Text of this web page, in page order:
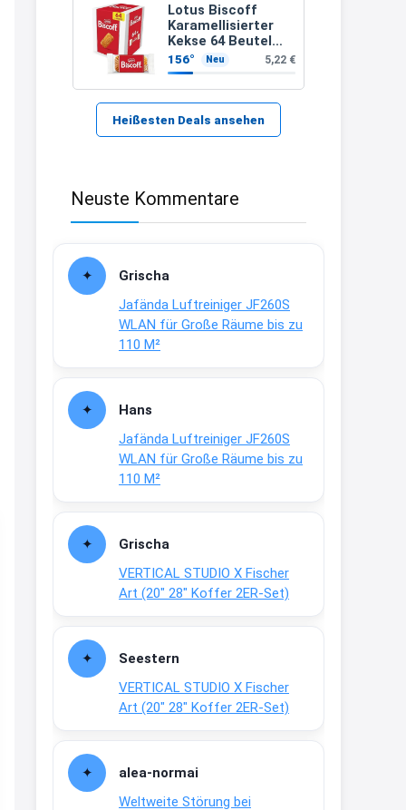
Lotus Biscoff
Karamellisierter
Kekse 64 Beutel
(992g)
156° Neu 5,22 €
Heißesten Deals ansehen
Neuste Kommentare
Grischa
Jafända Luftreiniger JF260S
WLAN für Große Räume bis zu
110 M²
Hans
Jafända Luftreiniger JF260S
WLAN für Große Räume bis zu
110 M²
Grischa
VERTICAL STUDIO X Fischer
Art (20″ 28″ Koffer 2ER-Set)
Seestern
VERTICAL STUDIO X Fischer
Art (20″ 28″ Koffer 2ER-Set)
alea-normai
Weltweite Störung bei
Text weiter unten
shop.bioeg.de/aufkleber-
achtun...
Ration Micronährstoffe/ Vitamine
2:28
↩
Joachim
Gratis 11 versch. Orthomol
Probenwww.orthomol.com/de-
de/service...
2:35
Joachim
Gratis Campari Spritz / Aperol
Spritz für Gastronomie
aperitivo.de/
↩
Strandnixe
Das Koffersez gibt es nicht mehr
zu dem Preis
↩
Strandnixe